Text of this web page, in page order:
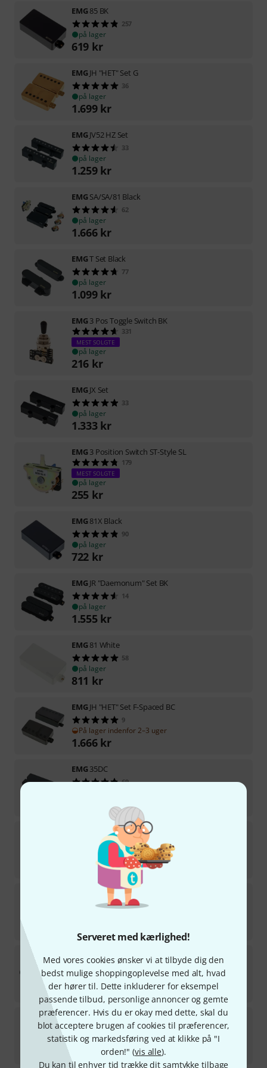
Serveret med kærlighed!
Med vores cookies ønsker vi at tilbyde dig den
bedst mulige shoppingoplevelse med alt, hvad
der hører til. Dette inkluderer for eksempel
passende tilbud, personlige annoncer og gemte
præferencer. Hvis du er okay med dette, skal du
blot acceptere brugen af cookies til præferencer,
statistik og markedsføring ved at klikke på "I
orden!" (vis alle).
Du kan til enhver tid trække dit samtykke tilbage
EMG85 BK
257
på lager
619 kr
EMGJH "HET" Set G
36
på lager
1.699 kr
EMGJV52 HZ Set
33
på lager
1.259 kr
EMGSA/SA/81 Black
62
på lager
1.666 kr
EMGT Set Black
77
på lager
1.099 kr
EMG3 Pos Toggle Switch BK
331
MEST SOLGTE
på lager
216 kr
EMGJX Set
33
på lager
1.333 kr
EMG3 Position Switch ST-Style SL
179
MEST SOLGTE
på lager
255 kr
EMG81X Black
90
på lager
722 kr
EMGJR "Daemonum" Set BK
14
på lager
1.555 kr
EMG81 White
58
på lager
811 kr
EMGJH "HET" Set F-Spaced BC
9
På lager indenfor 2–3 uger
1.666 kr
EMG35DC
69
H4A Black
198
På lager indenfor 2–3 uger
kr
3 Pos Toggle Switch IV
75
DG20 BK/WH
På lager indenfor 2–3 uger
2.222 kr
EMG Zakk Wylde Set Black SS
9
På lager indenfor 10–13 uger
kr